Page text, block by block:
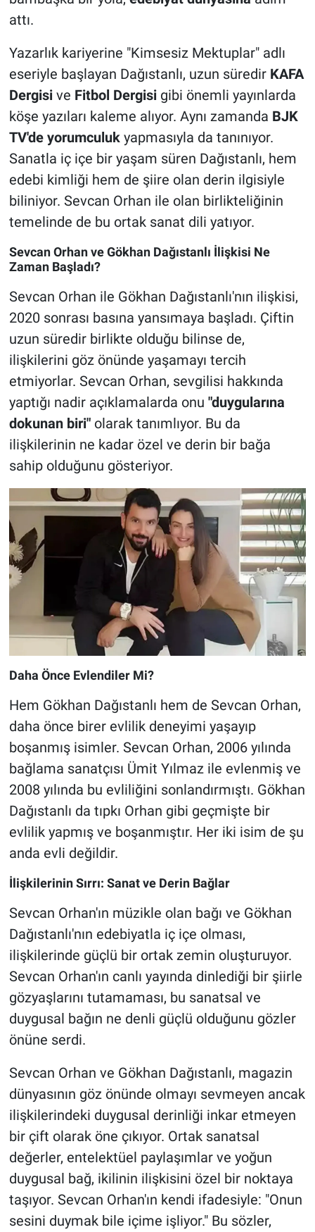
attı.
Yazarlık kariyerine "Kimsesiz Mektuplar" adlı
eseriyle başlayan Dağıstanlı, uzun süredir KAFA
Dergisive Fitbol Dergisigibi önemli yayınlarda
köşe yazıları kaleme alıyor. Aynı zamanda BJK
TV'de yorumculukyapmasıyla da tanınıyor.
Sanatla iç içe bir yaşam süren Dağıstanlı, hem
edebi kimliği hem de şiire olan derin ilgisiyle
biliniyor. Sevcan Orhan ile olan birlikteliğinin
temelinde de bu ortak sanat dili yatıyor.
Sevcan Orhan ve Gökhan Dağıstanlı İlişkisi Ne
Zaman Başladı?
Sevcan Orhan ile Gökhan Dağıstanlı'nın ilişkisi,
2020 sonrası basına yansımaya başladı. Çiftin
uzun süredir birlikte olduğu bilinse de,
ilişkilerini göz önünde yaşamayı tercih
etmiyorlar. Sevcan Orhan, sevgilisi hakkında
yaptığı nadir açıklamalarda onu "duygularına
dokunan biri"olarak tanımlıyor. Bu da
ilişkilerinin ne kadar özel ve derin bir bağa
sahip olduğunu gösteriyor.
Daha Önce Evlendiler Mi?
Hem Gökhan Dağıstanlı hem de Sevcan Orhan,
daha önce birer evlilik deneyimi yaşayıp
boşanmış isimler. Sevcan Orhan, 2006 yılında
bağlama sanatçısı Ümit Yılmaz ile evlenmiş ve
2008 yılında bu evliliğini sonlandırmıştı. Gökhan
Dağıstanlı da tıpkı Orhan gibi geçmişte bir
evlilik yapmış ve boşanmıştır. Her iki isim de şu
anda evli değildir.
İlişkilerinin Sırrı: Sanat ve Derin Bağlar
Sevcan Orhan'ın müzikle olan bağı ve Gökhan
Dağıstanlı'nın edebiyatla iç içe olması,
ilişkilerinde güçlü bir ortak zemin oluşturuyor.
Sevcan Orhan'ın canlı yayında dinlediği bir şiirle
gözyaşlarını tutamaması, bu sanatsal ve
duygusal bağın ne denli güçlü olduğunu gözler
önüne serdi.
Sevcan Orhan ve Gökhan Dağıstanlı, magazin
dünyasının göz önünde olmayı sevmeyen ancak
ilişkilerindeki duygusal derinliği inkar etmeyen
bir çift olarak öne çıkıyor. Ortak sanatsal
değerler, entelektüel paylaşımlar ve yoğun
duygusal bağ, ikilinin ilişkisini özel bir noktaya
taşıyor. Sevcan Orhan'ın kendi ifadesiyle: "Onun
sesini duymak bile içime işliyor." Bu sözler,